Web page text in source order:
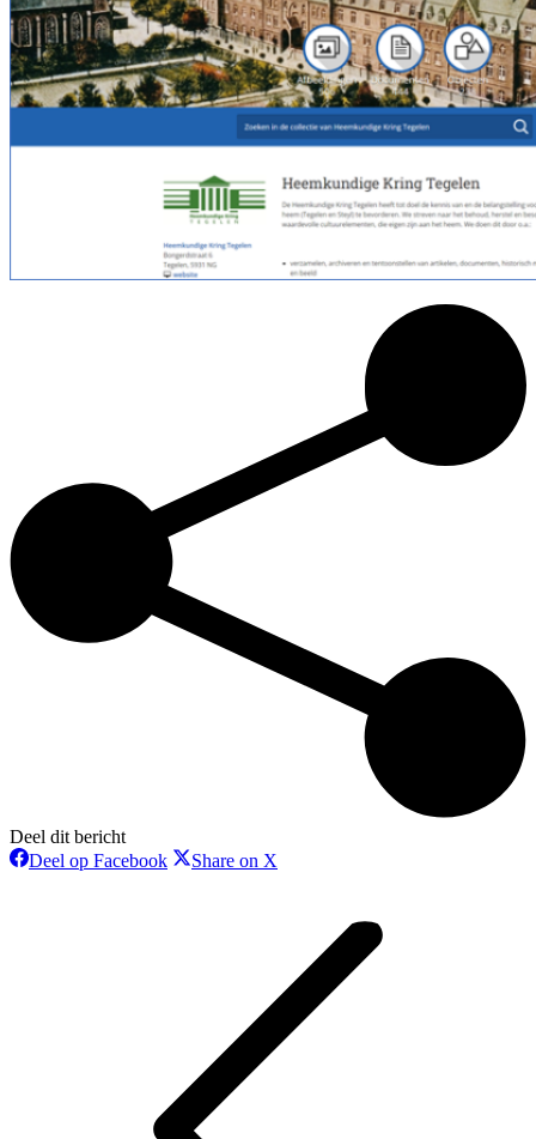
Deel dit bericht
Deel op FacebookDeelShare on X